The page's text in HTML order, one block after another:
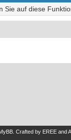
Sie auf diese
Crafted by EREE and